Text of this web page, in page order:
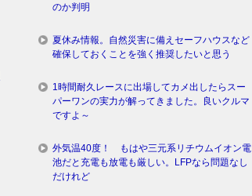
のか判明
夏休み情報。自然災害に備えセーフハウスなど
確保しておくことを強く推奨したいと思う
1時間耐久レースに出場してカメ出したらスー
パーワンの実力が解ってきました。良いクルマ
ですよ～
外気温40度！ もはや三元系リチウムイオン電
池だと充電も放電も厳しい。LFPなら問題なし
だけれど